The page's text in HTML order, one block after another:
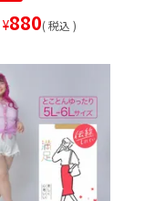
¥880 税込